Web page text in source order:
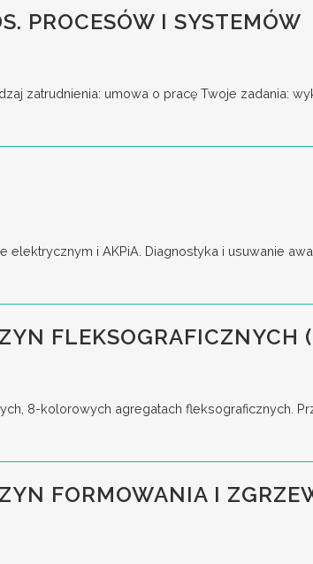
PROCESÓW I SYSTEMÓW
zatrudnienia: umowa o pracę Twoje zadania:
i AKPiA. Diagnostyka i usuwanie
FLEKSOGRAFICZNYCH
8-kolorowych agregatach fleksograficznych.
FORMOWANIA I